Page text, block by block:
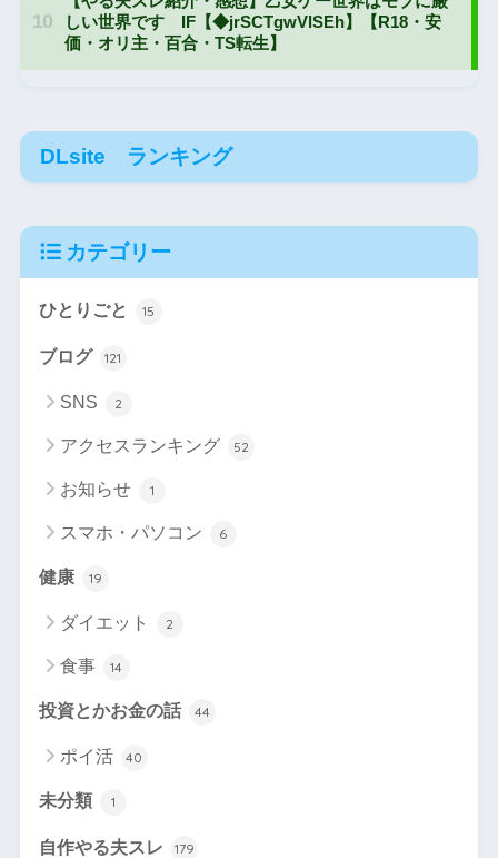
DLsite ランキング
カテゴリー
ひとりごと 15
ブログ 121
SNS 2
アクセスランキング 52
お知らせ 1
スマホ・パソコン 6
健康 19
ダイエット 2
食事 14
投資とかお金の話 44
ポイ活 40
未分類 1
自作やる夫スレ 179